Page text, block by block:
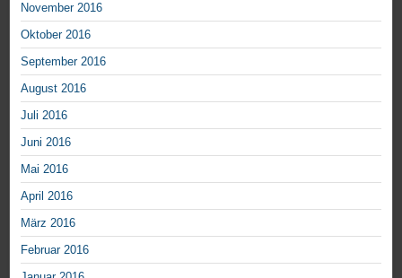
November 2016
Oktober 2016
September 2016
August 2016
Juli 2016
Juni 2016
Mai 2016
April 2016
März 2016
Februar 2016